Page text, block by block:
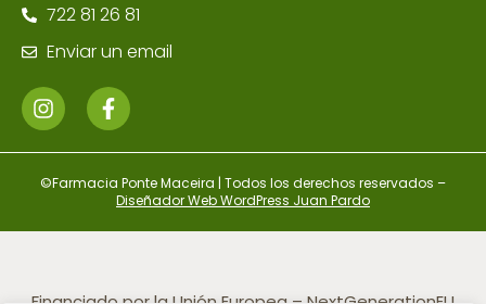
722 81 26 81
Enviar un email
©Farmacia Ponte Maceira | Todos los derechos reservados –
Diseñador Web WordPress Juan Pardo